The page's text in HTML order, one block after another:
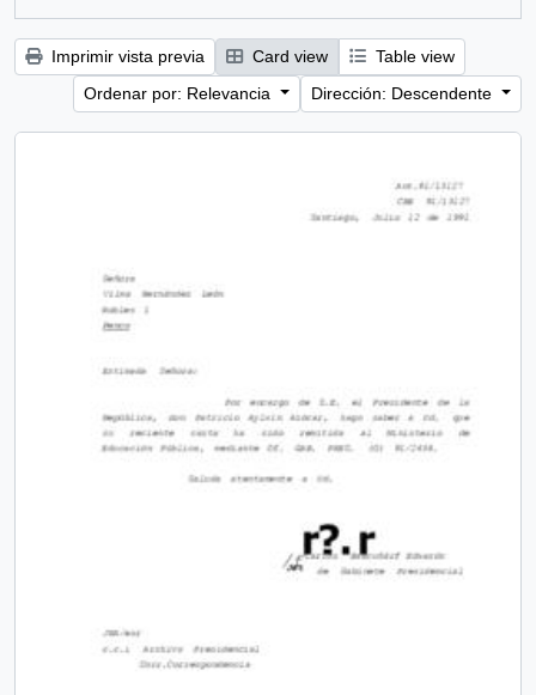
Imprimir vista previa Card view
Table view
Ordenar por: Relevancia
Dirección: Descendente